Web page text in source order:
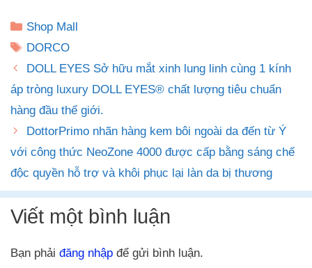
Danh
mục
Shop Mall
Thẻ
DORCO
DOLL EYES Sở hữu mắt xinh lung linh cùng 1 kính
áp tròng luxury DOLL EYES® chất lượng tiêu chuẩn
hàng đầu thế giới.
DottorPrimo nhãn hàng kem bôi ngoài da đến từ Ý
với công thức NeoZone 4000 được cấp bằng sáng chế
độc quyền hỗ trợ và khôi phục lại làn da bị thương
Viết một bình luận
Bạn phải đăng nhập để gửi bình luận.